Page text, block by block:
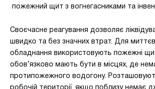
пожежний щит з вогнегасниками та
Своєчасне реагування дозволяє
швидко та без значних втрат. Для
обладнання використовують пожежні
обов’язково мають бути в місцях, де
протипожежного водогону.